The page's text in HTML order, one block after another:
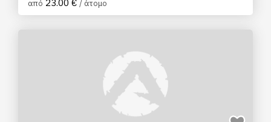
από 23.00 € / άτομο